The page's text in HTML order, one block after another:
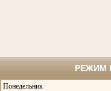
РЕЖИМ
Понедельник